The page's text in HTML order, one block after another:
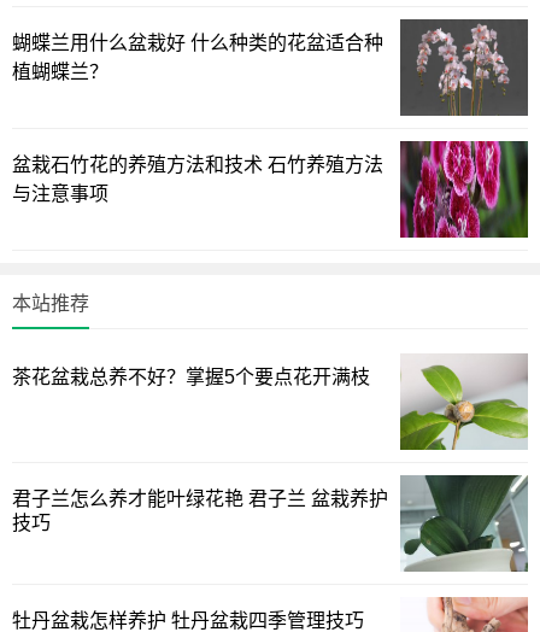
蝴蝶兰用什么盆栽好 什么种类的花盆适合种
植蝴蝶兰？
盆栽石竹花的养殖方法和技术 石竹养殖方法
与注意事项
本站推荐
茶花盆栽总养不好？掌握5个要点花开满枝
君子兰怎么养才能叶绿花艳 君子兰 盆栽养护
技巧
牡丹盆栽怎样养护 牡丹盆栽四季管理技巧